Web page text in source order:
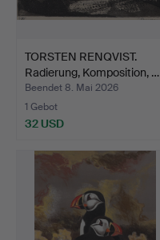
TORSTEN RENQVIST.
Radierung, Komposition, …
Beendet 8. Mai 2026
1 Gebot
32 USD